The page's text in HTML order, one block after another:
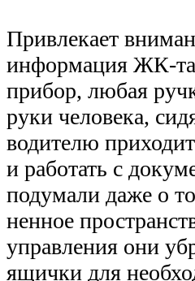
Привлекает
информация ЖК-
прибор, любая
руки человека,
водителю
и работать с
подумали даже о
ненное
управления они
ящички для